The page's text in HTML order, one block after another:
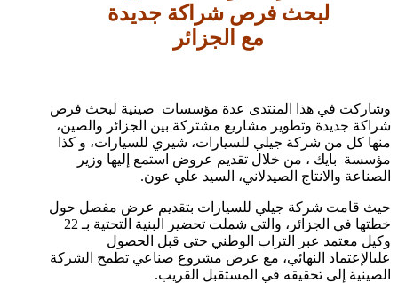
لبحث فرص شراكة جديدة
مع الجزائر
وشاركت في هذا المنتدى عدة مؤسسات صينية لبحث فرص
شراكة جديدة وتطوير مشاريع مشتركة بين الجزائر والصين،
منها كل من شركة جيلي للسيارات، شيري للسيارات، و كذا
مؤسسة بايك ، من خلال تقديم عروض استمع إليها وزير
الصناعة والانتاج الصيدلاني، السيد علي عون.
حيث قامت شركة جيلي للسيارات بتقديم عرض مفصل حول
خطتها في الجزائر، والتي شملت تحضير البنية التحتية بـ 22
وكيل معتمد عبر التراب الوطني حتى قبل الحصول
علىالإعتماد النهائي، مع عرض مشروع صناعي تطمح الشركة
الصينية إلى تحقيقه في المستقبل القريب.